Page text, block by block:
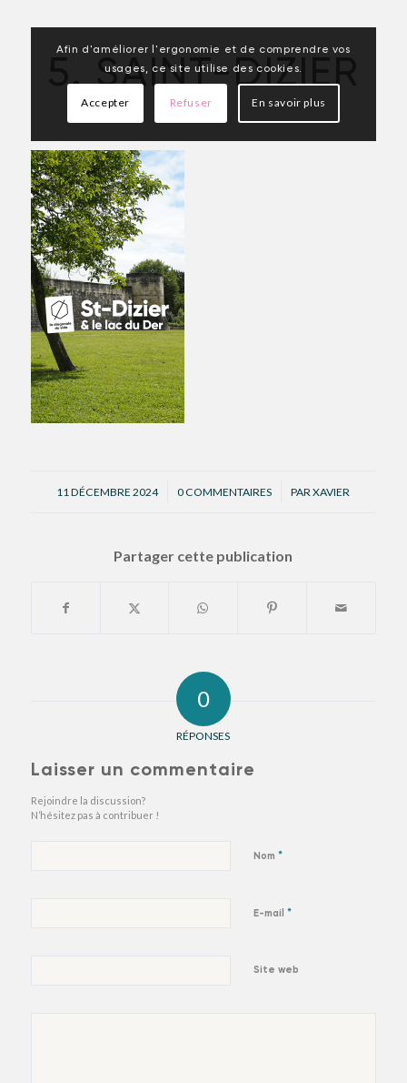
5. SAINT-DIZIER
11 DÉCEMBRE 2024
/ 0 COMMENTAIRES
/ PARXAVIER
Partager cette publication
0
RÉPONSES
Laisser un commentaire
Rejoindre la discussion?
N’hésitez pas à contribuer !
Nom *
E-mail *
Site web
Afin d'améliorer l'ergonomie et de comprendre vos
usages, ce site utilise des cookies.
Accepter Refuser En savoir plus